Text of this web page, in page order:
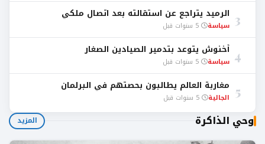
3 الرميد يتراجع عن استقالته بعد اتصال ملكي
سياسة
4 أخنوش يتوعد بتدمير الصيادين الصغار
سياسة
5 مغاربة العالم يطالبون بحصتهم في البرلمان
الجالية
وحي الذاكرة المزيد